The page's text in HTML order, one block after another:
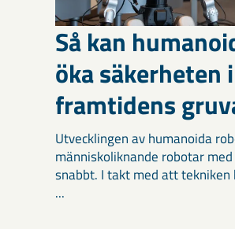
Så kan
öka säkerheten i
framtidens
Utvecklingen av humanoida
människoliknande robotar
snabbt. I takt med att
...